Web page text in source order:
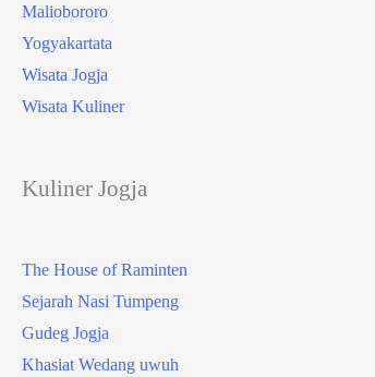
Maliobororo
Yogyakartata
Wisata Jogja
Wisata Kuliner
Kuliner Jogja
The House of Raminten
Sejarah Nasi Tumpeng
Gudeg Jogja
Khasiat Wedang uwuh